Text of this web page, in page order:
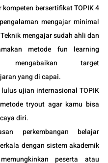
kompeten bersertifikat TOPIK 4
mengajar minimal
mengajar sudah ahli dan
metode fun learning
mengabaikan target
yang di capai.
ujian internasional TOPIK
tryout agar kamu bisa
diri.
perkembangan belajar
dengan sistem akademik
peserta atau